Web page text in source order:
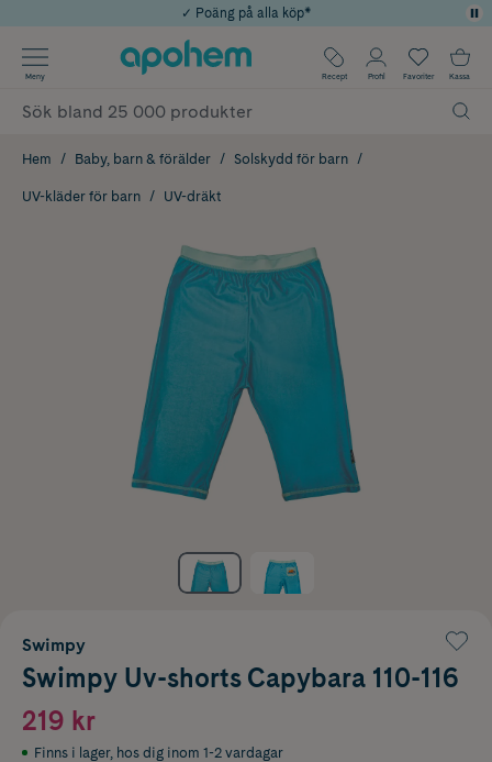
Årets Butik 2025 inom Skönhet
Använd kod: SOMMAR20 för 20% över 649kr
✓ Rådgivning från farmaceuter & hudterapeuter
✓ Poäng på alla köp*
Meny Recept Profil Favoriter Kassa
Hem Baby, barn & förälder Solskydd för barn
UV-kläder för barn UV-dräkt
Swimpy
Swimpy Uv-shorts Capybara 110-116
219 kr
Finns i lager, hos dig inom 1-2 vardagar